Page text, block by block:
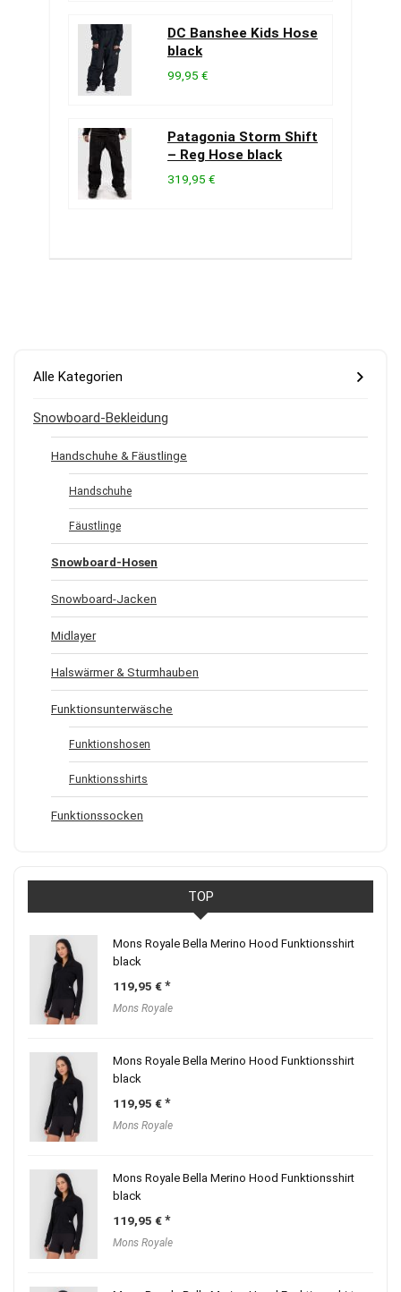
DC Banshee Kids Hose
black
99,95 €
Patagonia Storm Shift
– Reg Hose black
319,95 €
Alle Kategorien
Snowboard-Bekleidung
Handschuhe & Fäustlinge
Handschuhe
Fäustlinge
Snowboard-Hosen
Snowboard-Jacken
Midlayer
Halswärmer & Sturmhauben
Funktionsunterwäsche
Funktionshosen
Funktionsshirts
Funktionssocken
TOP
Mons Royale Bella Merino Hood Funktionsshirt
black
119,95 €
Mons Royale
Mons Royale Bella Merino Hood Funktionsshirt
black
119,95 €
Mons Royale
Mons Royale Bella Merino Hood Funktionsshirt
black
119,95 €
Mons Royale